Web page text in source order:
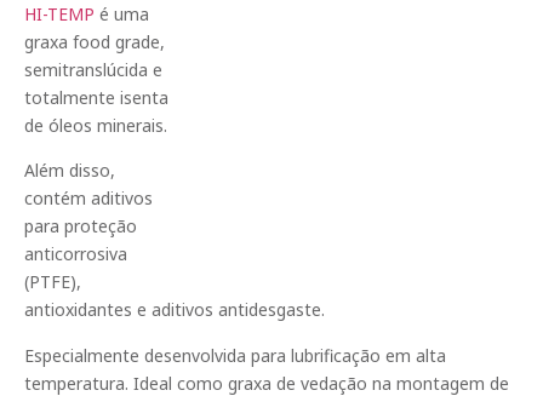
HI-TEMP é uma
graxa food grade,
semitranslúcida e
totalmente isenta
de óleos minerais.
Além disso,
contém aditivos
para proteção
anticorrosiva
(PTFE),
antioxidantes e aditivos antidesgaste.
Especialmente desenvolvida para lubrificação em alta
temperatura. Ideal como graxa de vedação na montagem de